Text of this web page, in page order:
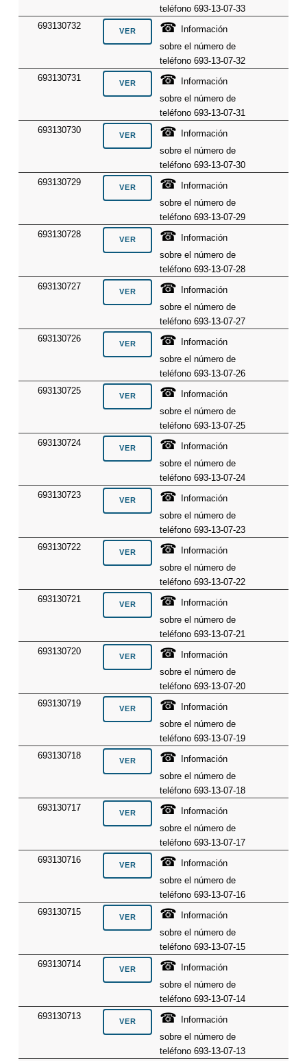
teléfono 693-13-07-33
693130732
☎
Información
sobre el número de
teléfono 693-13-07-32
693130731
☎
Información
sobre el número de
teléfono 693-13-07-31
693130730
☎
Información
sobre el número de
teléfono 693-13-07-30
693130729
☎
Información
sobre el número de
teléfono 693-13-07-29
693130728
☎
Información
sobre el número de
teléfono 693-13-07-28
693130727
☎
Información
sobre el número de
teléfono 693-13-07-27
693130726
☎
Información
sobre el número de
teléfono 693-13-07-26
693130725
☎
Información
sobre el número de
teléfono 693-13-07-25
693130724
☎
Información
sobre el número de
teléfono 693-13-07-24
693130723
☎
Información
sobre el número de
teléfono 693-13-07-23
693130722
☎
Información
sobre el número de
teléfono 693-13-07-22
693130721
☎
Información
sobre el número de
teléfono 693-13-07-21
693130720
☎
Información
sobre el número de
teléfono 693-13-07-20
693130719
☎
Información
sobre el número de
teléfono 693-13-07-19
693130718
☎
Información
sobre el número de
teléfono 693-13-07-18
693130717
☎
Información
sobre el número de
teléfono 693-13-07-17
693130716
☎
Información
sobre el número de
teléfono 693-13-07-16
693130715
☎
Información
sobre el número de
teléfono 693-13-07-15
693130714
☎
Información
sobre el número de
teléfono 693-13-07-14
693130713
☎
Información
sobre el número de
teléfono 693-13-07-13